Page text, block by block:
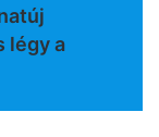
légy a